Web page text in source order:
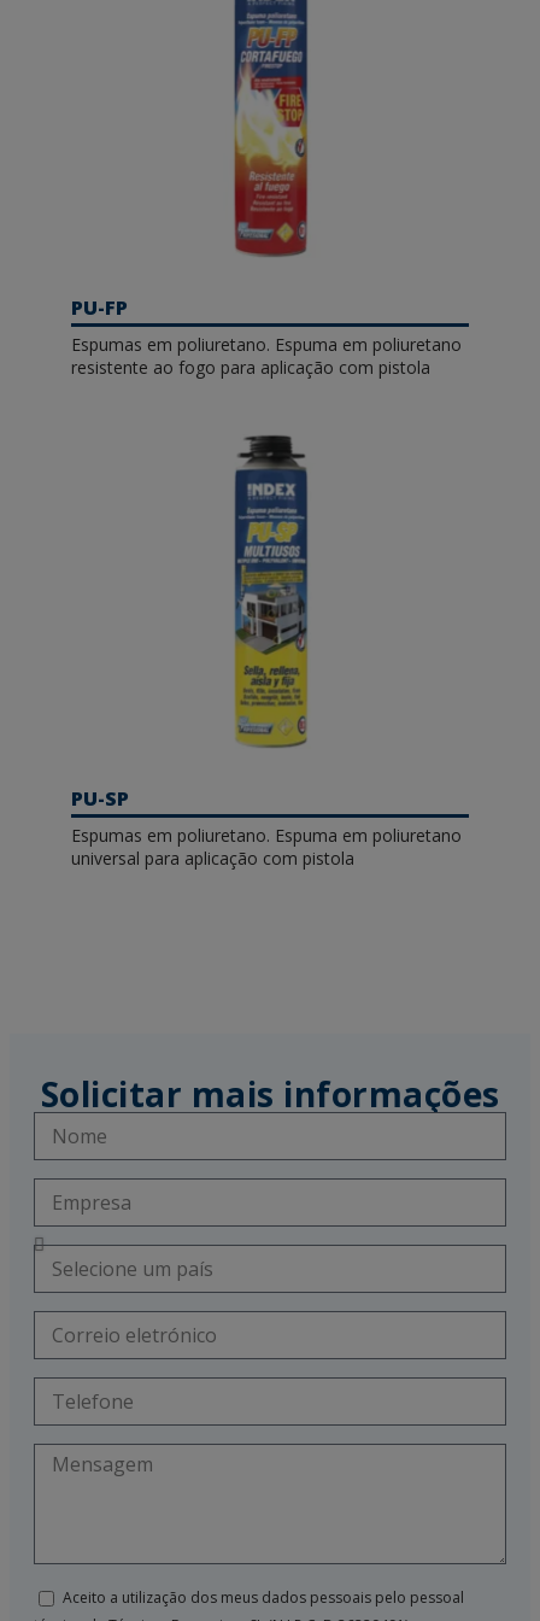
PU-FP
Espumas em poliuretano. Espuma em poliuretano
resistente ao fogo para aplicação com pistola
PU-SP
Espumas em poliuretano. Espuma em poliuretano
universal para aplicação com pistola
Solicitar mais informações
Aceito a utilização dos meus dados pessoais pelo pessoal